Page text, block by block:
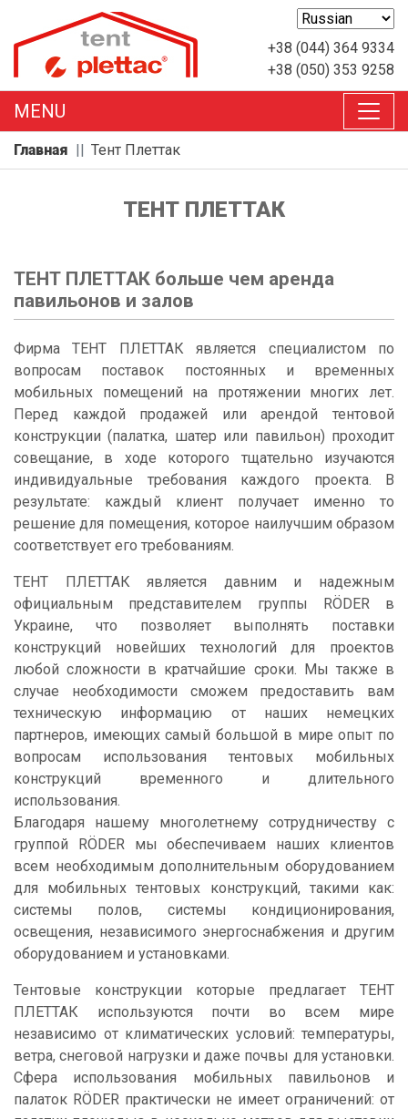
+38 (044) 364 9334
+38 (050) 353 9258
MENU
Главная Тент Плеттак
ТЕНТ ПЛЕТТАК
ТЕНТ ПЛЕТТАК больше чем аренда
павильонов и залов
Фирма ТЕНТ ПЛЕТТАК является специалистом по
вопросам поставок постоянных и временных
мобильных помещений на протяжении многих лет.
Перед каждой продажей или арендой тентовой
конструкции (палатка, шатер или павильон) проходит
совещание, в ходе которого тщательно изучаются
индивидуальные требования каждого проекта. В
результате: каждый клиент получает именно то
решение для помещения, которое наилучшим образом
соответствует его требованиям.
ТЕНТ ПЛЕТТАК является давним и надежным
официальным представителем группы RÖDER в
Украине, что позволяет выполнять поставки
конструкций новейших технологий для проектов
любой сложности в кратчайшие сроки. Мы также в
случае необходимости сможем предоставить вам
техническую информацию от наших немецких
партнеров, имеющих самый большой в мире опыт по
вопросам использования тентовых мобильных
конструкций временного и длительного
использования.
Благодаря нашему многолетнему сотрудничеству с
группой RÖDER мы обеспечиваем наших клиентов
всем необходимым дополнительным оборудованием
для мобильных тентовых конструкций, такими как:
системы полов, системы кондиционирования,
освещения, независимого энергоснабжения и другим
оборудованием и установками.
Тентовые конструкции которые предлагает ТЕНТ
ПЛЕТТАК используются почти во всем мире
независимо от климатических условий: температуры,
ветра, снеговой нагрузки и даже почвы для установки.
Сфера использования мобильных павильонов и
палаток RÖDER практически не имеет ограничений: от